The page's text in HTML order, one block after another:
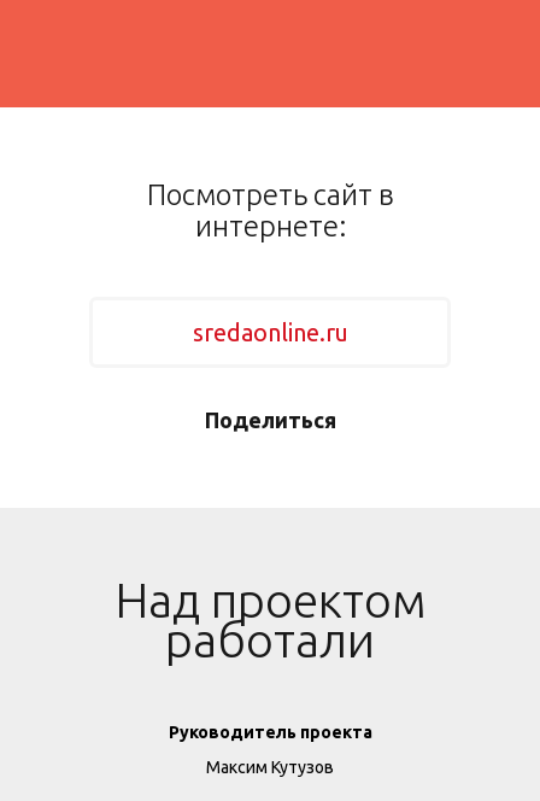
Посмотреть сайт в
интернете:
sredaonline.ru
Поделиться
Над проектом
работали
Руководитель проекта
Максим Кутузов